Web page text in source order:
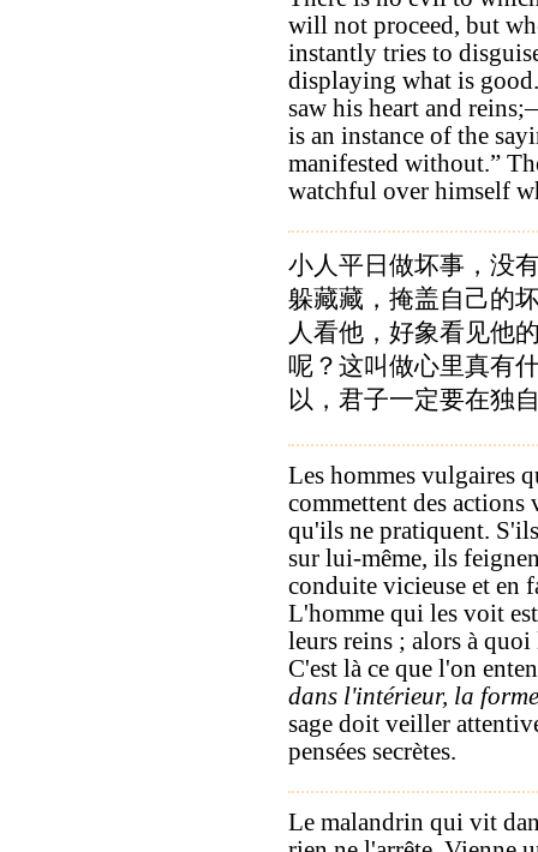
will not proceed, but
instantly tries to
displaying what is
saw his heart and
is an instance of the
manifested without.”
watchful over himself
小人平日做坏事，没
躲藏藏，掩盖自己的
人看他，好象看见他
呢？这叫做心里真有
以，君子一定要在独
Les hommes vulgaires
commettent des actions
qu'ils ne pratiquent.
sur lui-même, ils
conduite vicieuse et en
L'homme qui les voit
leurs reins ; alors à
C'est là ce que l'on
dans l'intérieur, la
sage doit veiller
pensées secrètes.
Le malandrin qui vit